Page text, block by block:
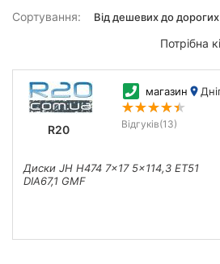
Сортування:
Потрібна
R20
магазин
Відгуків(13)
Диски JH H474 7x17 5x114,3 ET51
DIA67,1 GMF